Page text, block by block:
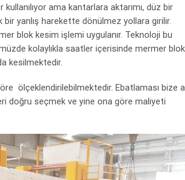
kullanılıyor ama kantarlara aktarımı, düz bir
yanlış harekette dönülmez yollara girilir.
blok kesim işlemi uygulanır. Teknoloji bu
kolaylıkla saatler içerisinde mermer blok
kesilmektedir.
ölçeklendirilebilmektedir. Ebatlaması bize
doğru seçmek ve yine ona göre maliyeti